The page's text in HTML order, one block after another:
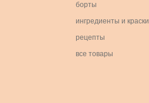
борты
ингредиенты и краски
рецепты
все товары